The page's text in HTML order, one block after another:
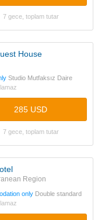
7 gece, toplam tutar
House
Studio Mutfaksız Daire
285 USD
7 gece, toplam tutar
Region
only Double standard